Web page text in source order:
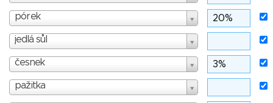
pórek
jedlá sůl
česnek
pažitka